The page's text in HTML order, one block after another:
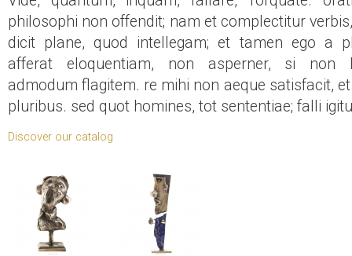
philosophi non offendit; nam et complectitur
dicit plane, quod intellegam; et tamen ego a
afferat eloquentiam, non asperner, si non
admodum flagitem. re mihi non aeque satisfacit,
pluribus. sed quot homines, tot sententiae; falli
Discover our catalog